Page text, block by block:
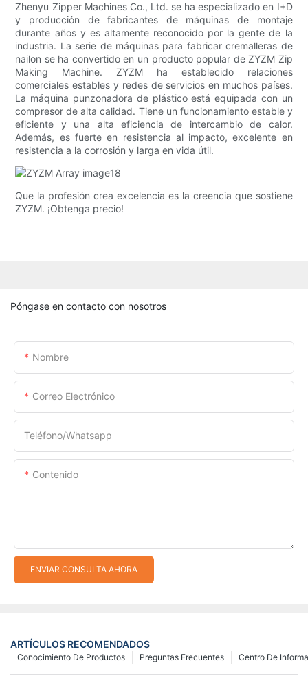
Zhenyu Zipper Machines Co., Ltd. se ha especializado en I+D
y producción de fabricantes de máquinas de montaje
durante años y es altamente reconocido por la gente de la
industria. La serie de máquinas para fabricar cremalleras de
nailon se ha convertido en un producto popular de ZYZM Zip
Making Machine. ZYZM ha establecido relaciones
comerciales estables y redes de servicios en muchos países.
La máquina punzonadora de plástico está equipada con un
compresor de alta calidad. Tiene un funcionamiento estable y
eficiente y una alta eficiencia de intercambio de calor.
Además, es fuerte en resistencia al impacto, excelente en
resistencia a la corrosión y larga en vida útil.
Que la profesión crea excelencia es la creencia que sostiene
ZYZM. ¡Obtenga precio!
Póngase en contacto con nosotros
Nombre
Correo Electrónico
Teléfono/whatsapp
Contenido
ENVIAR CONSULTA AHORA
ARTÍCULOS RECOMENDADOS
Centro De
Preguntas Frecuentes
Conocimiento De Productos